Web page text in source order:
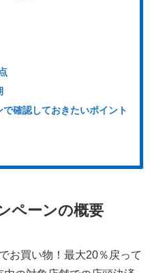
確認しておきたいポイント
ペーンの概要
お買い物！最大20％戻って